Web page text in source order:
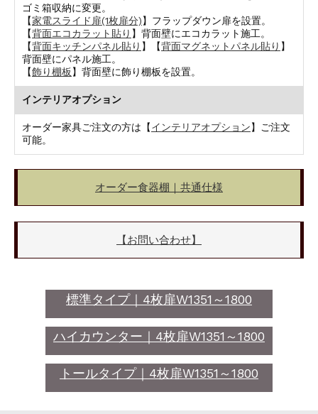
ゴミ箱収納に変更。
【家電スライド扉(1枚扉分)】フラップダウン扉を設置。
【背面エコカラット貼り 】背面壁にエコカラット施工。
【背面キッチンパネル貼り 】【背面マグネットパネル貼り 】
背面壁にパネル施工。
【飾り棚板 】背面壁に飾り棚板を設置。
インテリアオプション
オーダー家具ご注文の方は【インテリアオプション】ご注文
可能。
オーダー食器棚｜共通仕様
【お問い合わせ】
標準タイプ｜4枚扉W1351～1800
ハイカウンター｜4枚扉W1351～1800
トールタイプ｜4枚扉W1351～1800